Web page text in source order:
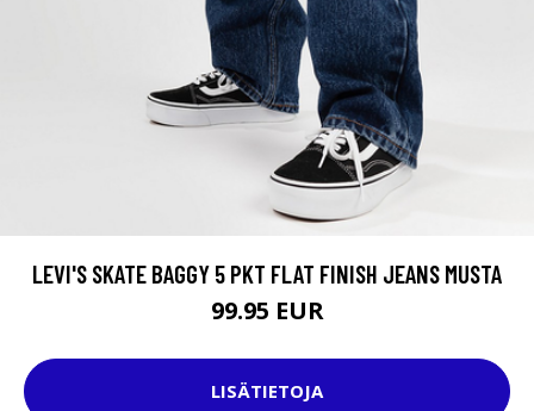
LEVI'S SKATE BAGGY 5 PKT FLAT FINISH JEANS MUSTA
99.95 EUR
LISÄTIETOJA